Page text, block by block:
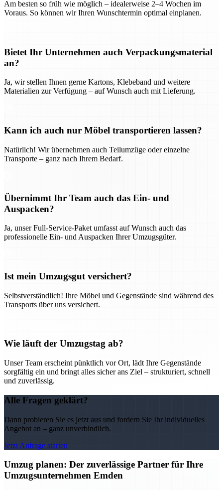
Am besten so früh wie möglich – idealerweise 2–4 Wochen im
Voraus. So können wir Ihren Wunschtermin optimal einplanen.
Bietet Ihr Unternehmen auch Verpackungsmaterial
an?
Ja, wir stellen Ihnen gerne Kartons, Klebeband und weitere
Materialien zur Verfügung – auf Wunsch auch mit Lieferung.
Kann ich auch nur Möbel transportieren lassen?
Natürlich! Wir übernehmen auch Teilumzüge oder einzelne
Transporte – ganz nach Ihrem Bedarf.
Übernimmt Ihr Team auch das Ein- und
Auspacken?
Ja, unser Full-Service-Paket umfasst auf Wunsch auch das
professionelle Ein- und Auspacken Ihrer Umzugsgüter.
Ist mein Umzugsgut versichert?
Selbstverständlich! Ihre Möbel und Gegenstände sind während des
Transports über uns versichert.
Wie läuft der Umzugstag ab?
Unser Team erscheint pünktlich vor Ort, lädt Ihre Gegenstände
sorgfältig ein und bringt alles sicher ans Ziel – strukturiert, schnell
und zuverlässig.
Alle Fragen geklärt?
Dann probieren Sie es jetzt aus und fordern Sie Ihr individuelles
Angebot an – ganz unverbindlich.
Jetzt Anfrage starten
Umzug planen: Der zuverlässige Partner für Ihre
Umzugsunternehmen Emden